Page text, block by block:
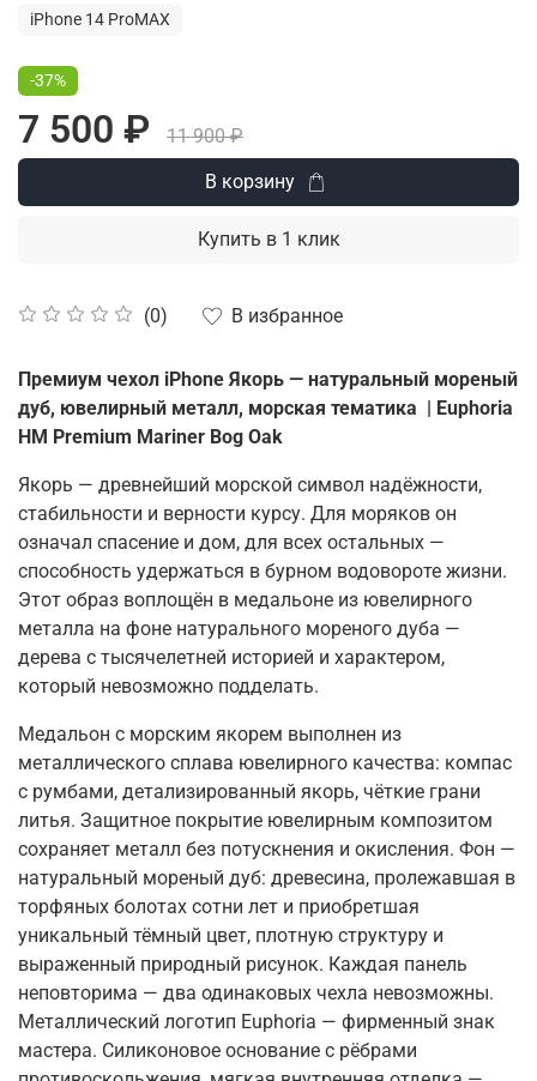
(0) В избранное
iPhone 14 ProMAX
-37%
7 500 ₽
11 900 ₽
В корзину
Купить в 1 клик
Премиум чехол iPhone Якорь — натуральный мореный
дуб, ювелирный металл, морская тематика | Euphoria
HM Premium Mariner Bog Oak
Якорь — древнейший морской символ надёжности,
стабильности и верности курсу. Для моряков он
означал спасение и дом, для всех остальных —
способность удержаться в бурном водовороте жизни.
Этот образ воплощён в медальоне из ювелирного
металла на фоне натурального мореного дуба —
дерева с тысячелетней историей и характером,
который невозможно подделать.
Медальон с морским якорем выполнен из
металлического сплава ювелирного качества: компас
с румбами, детализированный якорь, чёткие грани
литья. Защитное покрытие ювелирным композитом
сохраняет металл без потускнения и окисления. Фон —
натуральный мореный дуб: древесина, пролежавшая в
торфяных болотах сотни лет и приобретшая
уникальный тёмный цвет, плотную структуру и
выраженный природный рисунок. Каждая панель
неповторима — два одинаковых чехла невозможны.
Металлический логотип Euphoria — фирменный знак
мастера. Силиконовое основание с рёбрами